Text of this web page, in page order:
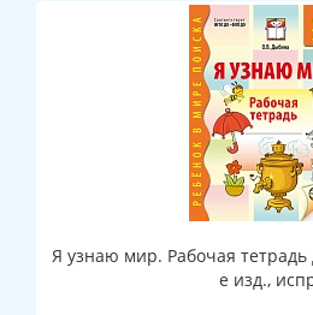
Я узнаю мир. Рабочая тетрадь
е изд.,